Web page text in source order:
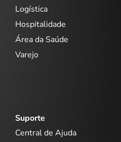
Logística
Hospitalidade
Área da Saúde
Varejo
Suporte
Central de Ajuda